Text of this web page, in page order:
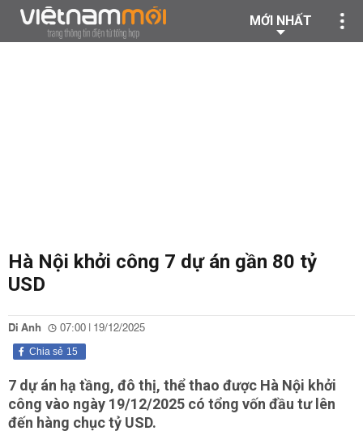
MỚI NHẤT
Hà Nội khởi công 7 dự án gần 80 tỷ
USD
Di Anh 07:00 | 19/12/2025
15
Chia sẻ
7 dự án hạ tầng, đô thị, thể thao được Hà Nội khởi
công vào ngày 19/12/2025 có tổng vốn đầu tư lên
đến hàng chục tỷ USD.